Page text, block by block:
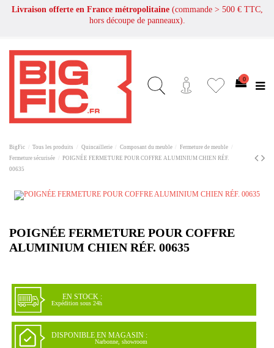
Livraison offerte en France métropolitaine (commande > 500 € TTC,
hors découpe de panneaux).
0
BigFic Tous les produits Quincaillerie Composant du meuble
Fermeture de meuble
Fermeture sécurisée
POIGNÉE FERMETURE POUR COFFRE ALUMINIUM CHIEN RÉF.
00635
POIGNÉE FERMETURE POUR COFFRE
ALUMINIUM CHIEN RÉF. 00635
EN STOCK :
Expédition sous 24h
DISPONIBLE EN MAGASIN :
Narbonne, showroom